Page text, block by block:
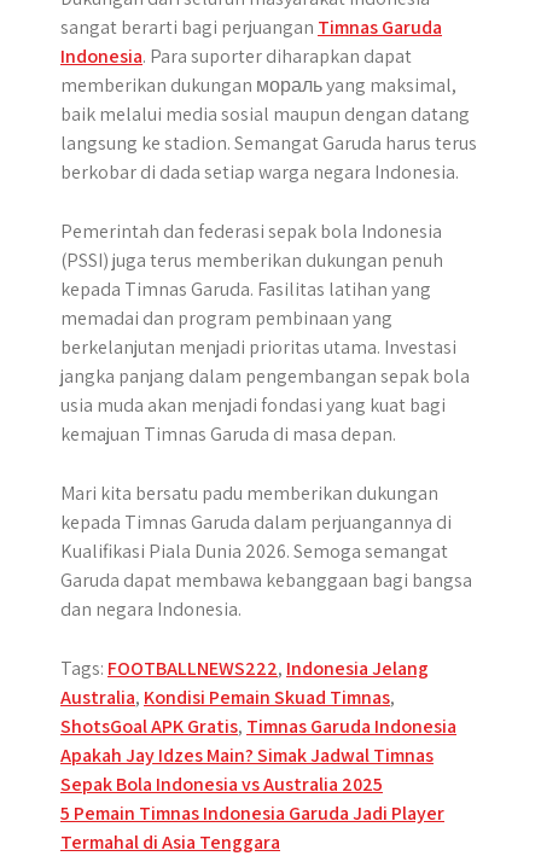
sangat berarti bagi perjuangan Timnas Garuda
Indonesia. Para suporter diharapkan dapat
memberikan dukungan мораль yang maksimal,
baik melalui media sosial maupun dengan datang
langsung ke stadion. Semangat Garuda harus terus
berkobar di dada setiap warga negara Indonesia.
Pemerintah dan federasi sepak bola Indonesia
(PSSI) juga terus memberikan dukungan penuh
kepada Timnas Garuda. Fasilitas latihan yang
memadai dan program pembinaan yang
berkelanjutan menjadi prioritas utama. Investasi
jangka panjang dalam pengembangan sepak bola
usia muda akan menjadi fondasi yang kuat bagi
kemajuan Timnas Garuda di masa depan.
Mari kita bersatu padu memberikan dukungan
kepada Timnas Garuda dalam perjuangannya di
Kualifikasi Piala Dunia 2026. Semoga semangat
Garuda dapat membawa kebanggaan bagi bangsa
dan negara Indonesia.
Tags: FOOTBALLNEWS222, Indonesia Jelang
Australia, Kondisi Pemain Skuad Timnas,
ShotsGoal APK Gratis, Timnas Garuda Indonesia
Post
navigation
Apakah Jay Idzes Main? Simak Jadwal Timnas
Sepak Bola Indonesia vs Australia 2025
5 Pemain Timnas Indonesia Garuda Jadi Player
Termahal di Asia Tenggara